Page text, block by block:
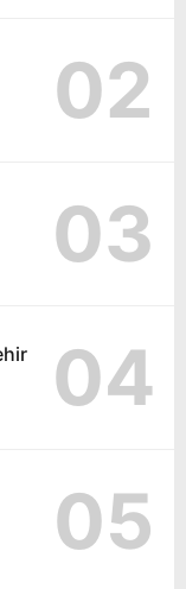
02
03
04
05